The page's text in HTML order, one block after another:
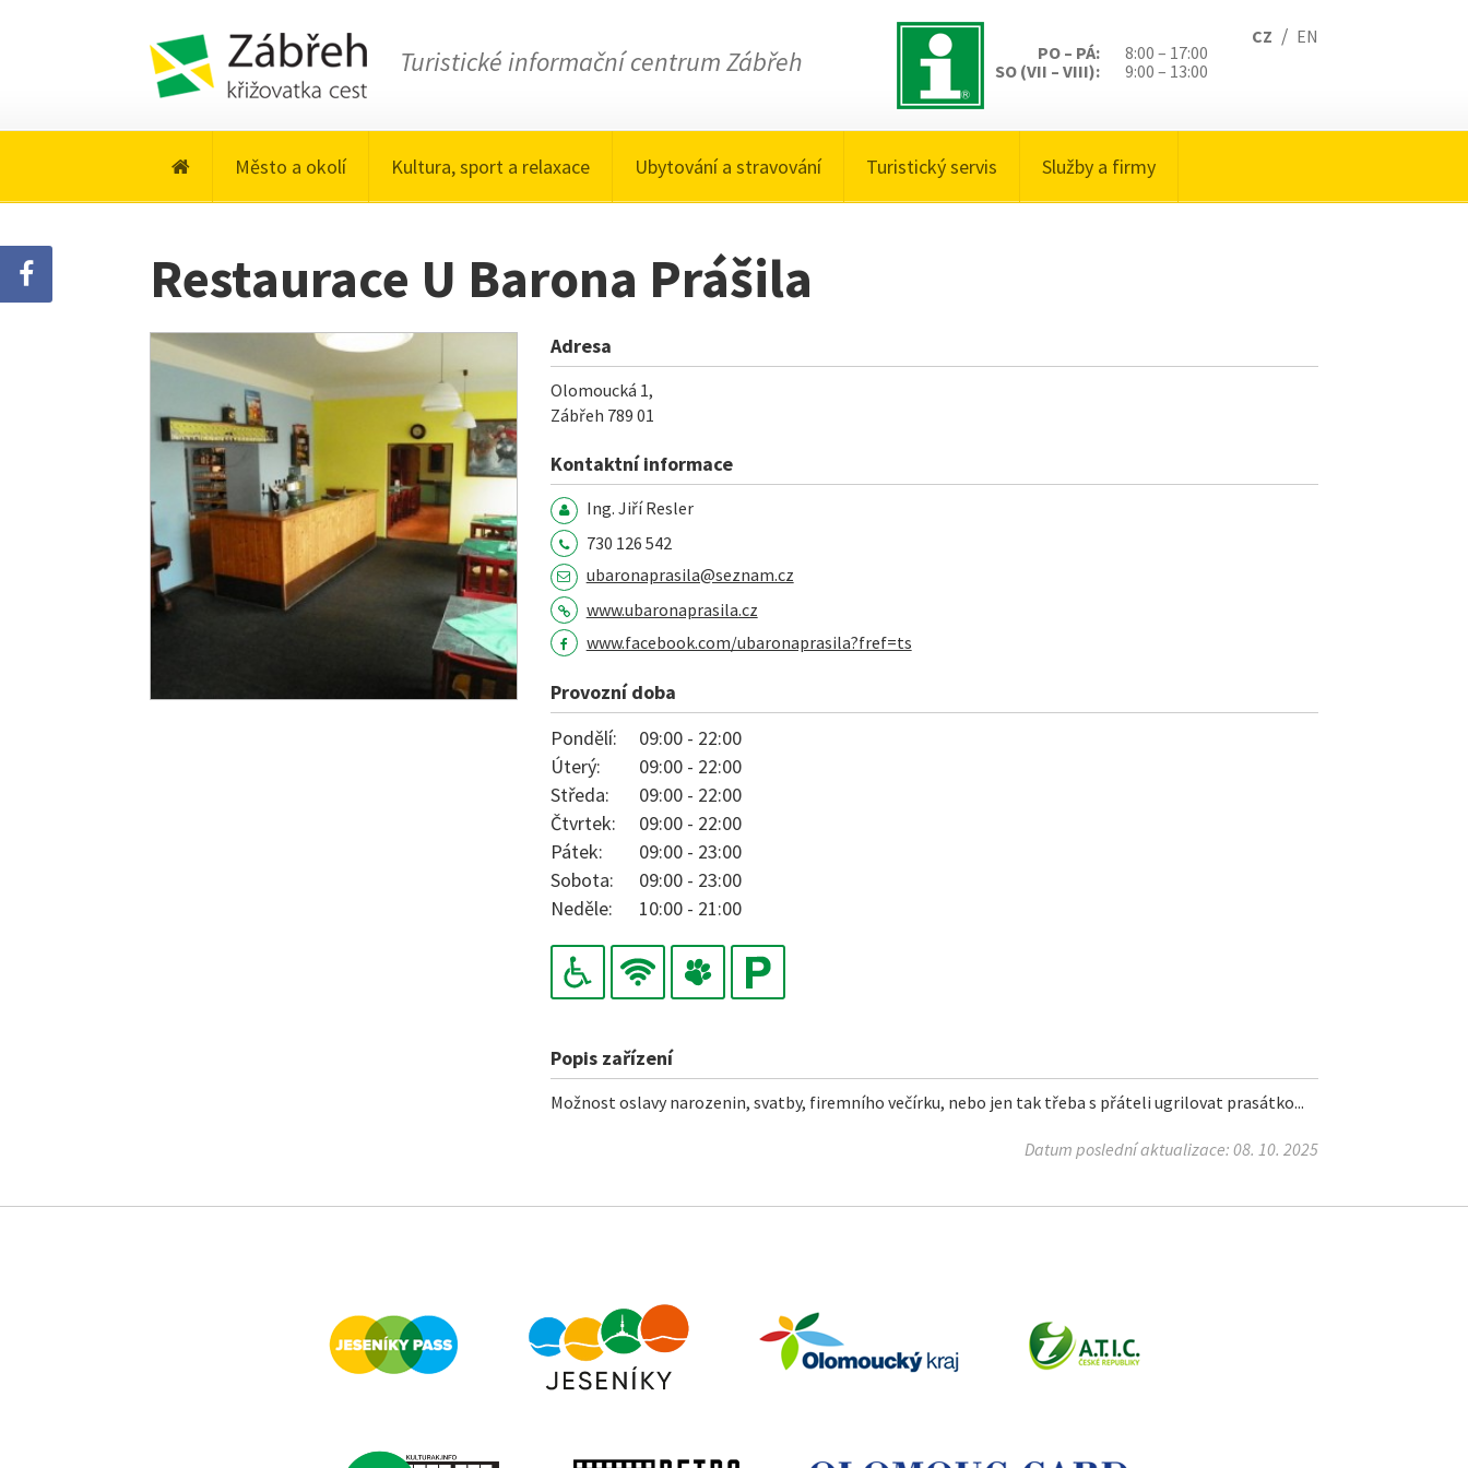
Turistické informační centrum Zábřeh
CZ / EN
PO – PÁ:
8:00 – 17:00
SO (VII – VIII):
9:00 – 13:00
Město a okolí Kultura, sport a relaxace Ubytování a stravování Turistický servis Služby a firmy
Restaurace U Barona Prášila
Adresa
Olomoucká 1,
Zábřeh 789 01
Kontaktní informace
Ing. Jiří Resler
730 126 542
ubaronaprasila@seznam.cz
www.ubaronaprasila.cz
www.facebook.com/ubaronaprasila?fref=ts
Provozní doba
Pondělí:
09:00 - 22:00
Úterý:
09:00 - 22:00
Středa:
09:00 - 22:00
Čtvrtek:
09:00 - 22:00
Pátek:
09:00 - 23:00
Sobota:
09:00 - 23:00
Neděle:
10:00 - 21:00
Popis zařízení
Možnost oslavy narozenin, svatby, firemního večírku, nebo jen tak třeba s přáteli ugrilovat prasátko...
Datum poslední aktualizace: 08. 10. 2025